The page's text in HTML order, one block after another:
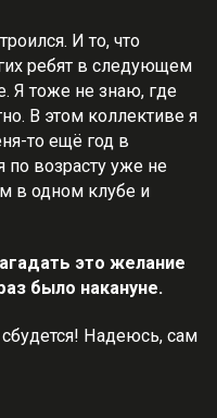
И то, что
ребят в следующем
Я тоже не знаю, где
В этом коллективе я
то ещё год в
по возрасту уже не
в одном клубе и
это желание
было накануне.
Надеюсь, сам